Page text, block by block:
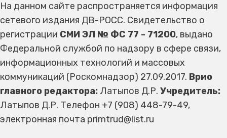
На данном сайте распространяется информация
сетевого издания ДВ-РОСС. Свидетельство о
регистрации СМИ ЭЛ № ФС 77 - 71200, выдано
Федеральной службой по надзору в сфере связи,
информационных технологий и массовых
коммуникаций (Роскомнадзор) 27.09.2017. Врио
главного редактора: Латыпов Д.Р. Учредитель:
Латыпов Д.Р. Телефон +7 (908) 448-79-49,
электронная почта primtrud@list.ru